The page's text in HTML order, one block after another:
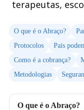
terapeutas,
O que é o Abraço?
Protocolos
Pais
Como é a cobrança?
Metodologias
O que é o Abraço?